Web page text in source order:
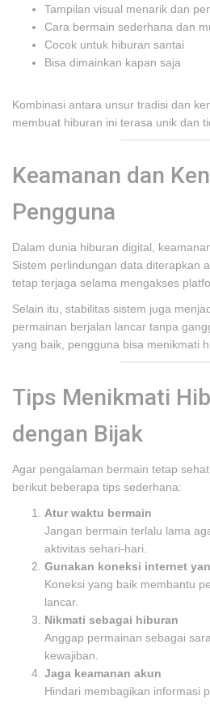
Tampilan visual menarik dan
Cara bermain sederhana dan
Cocok untuk hiburan santai
Bisa dimainkan kapan saja
Kombinasi antara unsur tradisi dan
membuat hiburan ini terasa unik dan
Keamanan dan
Pengguna
Dalam dunia hiburan digital,
Sistem perlindungan data diterapkan
tetap terjaga selama mengakses
Selain itu, stabilitas sistem juga
permainan berjalan lancar tanpa
yang baik, pengguna bisa menikmati
Tips Menikmati
dengan Bijak
Agar pengalaman bermain tetap
berikut beberapa tips sederhana:
Atur waktu bermain
Jangan bermain terlalu lama
aktivitas sehari-hari.
Gunakan koneksi internet
Koneksi yang baik membantu
lancar.
Nikmati sebagai hiburan
Anggap permainan sebagai
kewajiban.
Jaga keamanan akun
Hindari membagikan informasi